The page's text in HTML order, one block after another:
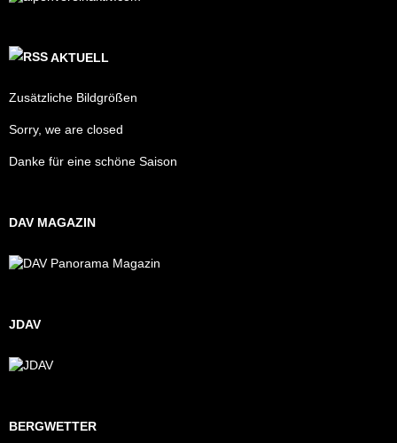
AKTUELL
Zusätzliche Bildgrößen
Sorry, we are closed
Danke für eine schöne Saison
DAV MAGAZIN
JDAV
BERGWETTER